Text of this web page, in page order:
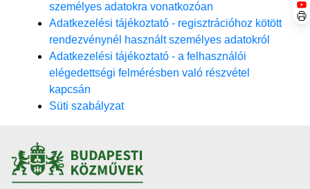
személyes adatokra vonatkozóan
Adatkezelési tájékoztató - regisztrációhoz kötött
rendezvénynél használt személyes adatokról
Adatkezelési tájékoztató - a felhasználói
elégedettségi felmérésben való részvétel
kapcsán
Süti szabályzat